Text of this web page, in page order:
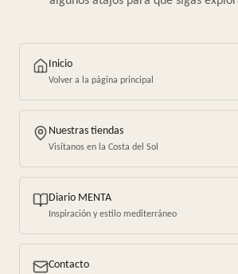
Inicio
Volver a la página principal
Nuestras tiendas
Visítanos en la Costa del Sol
Diario MENTA
Inspiración y estilo mediterráneo
Contacto